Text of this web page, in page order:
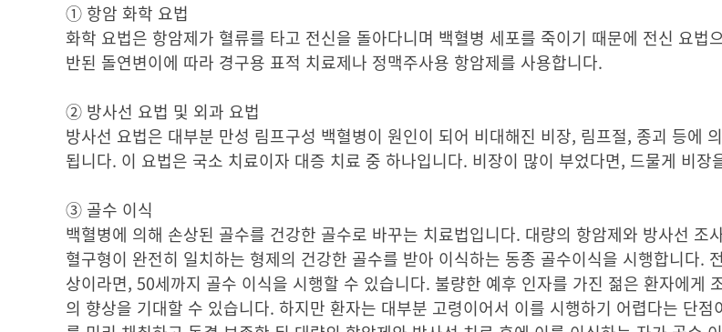
① 항암 화학 요법
화학 요법은 항암제가 혈류를 타고 전신을 돌아다니며 백혈병 세포를 죽이기 때문에 전신 요법
반된 돌연변이에 따라 경구용 표적 치료제나 정맥주사용 항암제를 사용합니다.
② 방사선 요법 및 외과 요법
방사선 요법은 대부분 만성 림프구성 백혈병이 원인이 되어 비대해진 비장, 림프절, 종괴 등에
됩니다. 이 요법은 국소 치료이자 대증 치료 중 하나입니다. 비장이 많이 부었다면, 드물게 비장
③ 골수 이식
백혈병에 의해 손상된 골수를 건강한 골수로 바꾸는 치료법입니다. 대량의 항암제와 방사선 조
혈구형이 완전히 일치하는 형제의 건강한 골수를 받아 이식하는 동종 골수이식을 시행합니다.
상이라면, 50세까지 골수 이식을 시행할 수 있습니다. 불량한 예후 인자를 가진 젊은 환자에게
의 향상을 기대할 수 있습니다. 하지만 환자는 대부분 고령이어서 이를 시행하기 어렵다는 단